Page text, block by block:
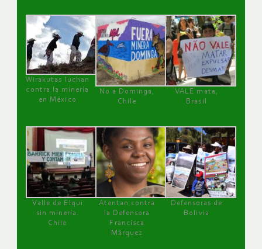
Wirakutas luchan
contra la minería
en México
No a Dominga,
Chile
VALE mata,
Brasil
Valle de Elqui
sin minería.
Chile
Atentan contra
la Defensora
Francisca
Márquez
Defensoras de
Bolivia